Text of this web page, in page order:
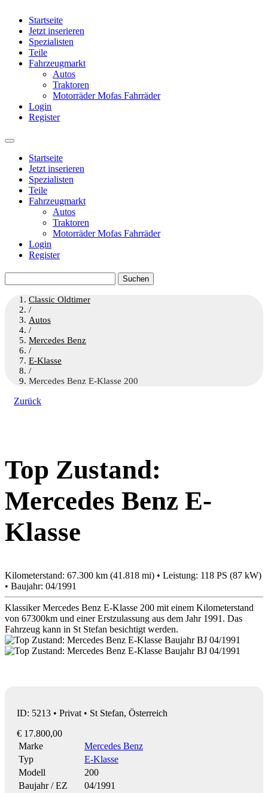
Startseite
Jetzt inserieren
Spezialisten
Teile
Fahrzeugmarkt
Autos
Traktoren
Motorräder Mofas Fahrräder
Login
Register
Startseite
Jetzt inserieren
Spezialisten
Teile
Fahrzeugmarkt
Autos
Traktoren
Motorräder Mofas Fahrräder
Login
Register
nach:
Classic Oldtimer
/
Autos
/
Mercedes Benz
/
E-Klasse
/
Mercedes Benz E-Klasse 200
Zurück
Top Zustand:
Mercedes Benz E-
Klasse
Kilometerstand: 67.300 km (41.818 mi) • Leistung: 118 PS (87 kW)
• Baujahr: 04/1991
Klassiker Mercedes Benz E-Klasse 200 mit einem Kilometerstand
von 67300km und einer Erstzulassung aus dem Jahr 1991. Das
Fahrzeug kann in St Stefan besichtigt werden.
ID: 5213 • Privat • St Stefan, Österreich
€ 17.800,00
Marke
Mercedes Benz
Typ
E-Klasse
Modell
200
Baujahr / EZ
04/1991